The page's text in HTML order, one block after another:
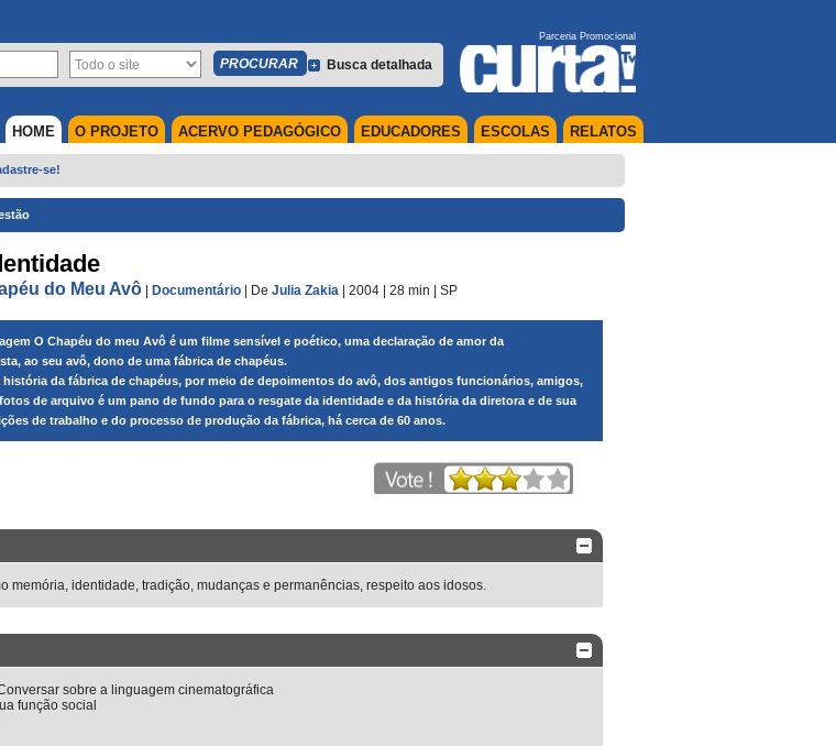
Busca detalhada
Parceria Promocional
RELATOS
ESCOLAS
EDUCADORES
ACERVO PEDAGÓGICO
O PROJETO
HOME
se!
do Meu Avô Documentário De Julia Zakia | 2004 | 28 min SP
O Chapéu do meu Avô é um filme sensível e poético, uma declaração de amor da
ao seu avô, dono de uma fábrica de chapéus.
história da fábrica de chapéus, por meio de depoimentos do avô, dos antigos funcionários, amigos,
de arquivo é um pano de fundo para o resgate da identidade e da história da diretora e de sua
de trabalho e do processo de produção da fábrica, há cerca de 60 anos.
memória, identidade, tradição, mudanças e permanências, respeito aos idosos.
sobre a linguagem cinematográfica
função social